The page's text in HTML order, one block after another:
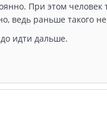
При этом человек
ведь раньше такого
идти дальше.